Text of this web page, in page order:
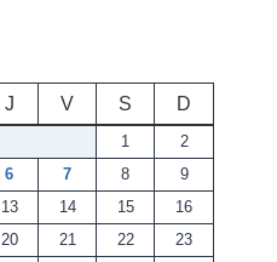
J V S D
1
2
6 7 8
9
13 14 15
16
20 21 22
23